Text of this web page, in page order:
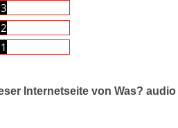
Internetseite von Was?